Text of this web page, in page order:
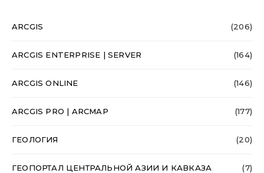
ARCGIS (206)
ARCGIS ENTERPRISE | SERVER (164)
ARCGIS ONLINE (146)
ARCGIS PRO | ARCMAP (177)
ГЕОЛОГИЯ (20)
ГЕОПОРТАЛ ЦЕНТРАЛЬНОЙ АЗИИ И КАВКАЗА (7)